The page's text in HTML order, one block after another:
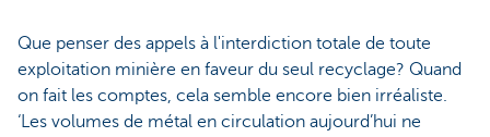
Que penser des appels à l'interdiction totale de toute
exploitation minière en faveur du seul recyclage? Quand
on fait les comptes, cela semble encore bien irréaliste.
‘Les volumes de métal en circulation aujourd’hui ne